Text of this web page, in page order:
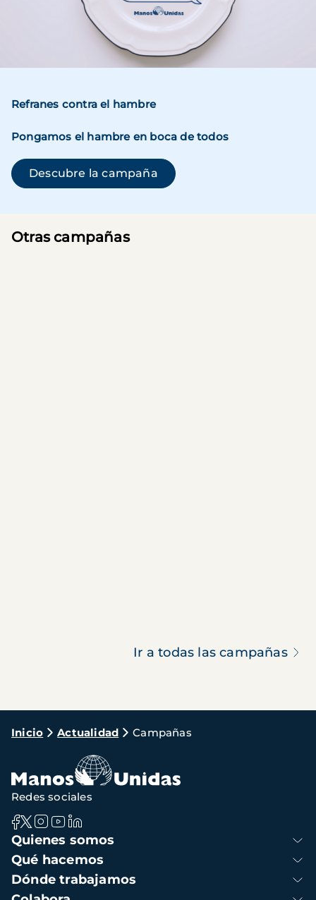
Refranes contra el hambre
Pongamos el hambre en boca de todos
Descubre la campaña(se abre en una ventana
Otras campañas
Ir a todas las campañas
Ruta
navegación
Inicio Actualidad Campañas
Navegación
principal
Quienes somos
Qué hacemos
Dónde trabajamos
Redes sociales